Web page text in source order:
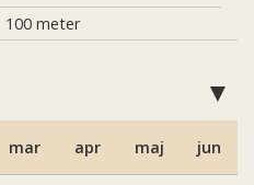
100 meter
mar apr maj jun